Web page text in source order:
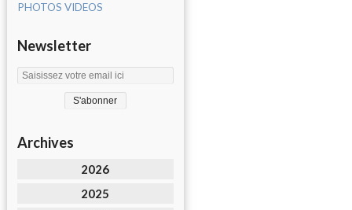
PHOTOS VIDEOS
Newsletter
Archives
2026
2025